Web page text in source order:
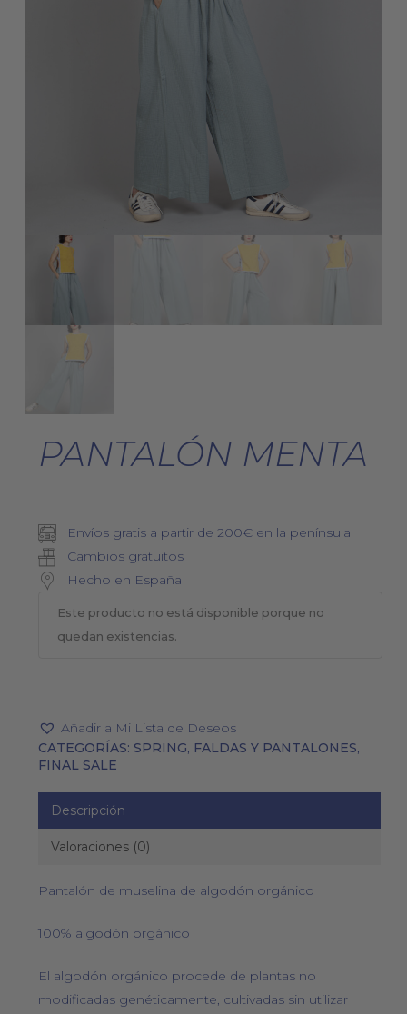
PANTALÓN MENTA
Envíos gratis a partir de 200€ en la península
Cambios gratuitos
Hecho en España
Este producto no está disponible porque no
quedan existencias.
Añadir a Mi Lista de Deseos
CATEGORÍAS: SPRING, FALDAS Y PANTALONES,
FINAL SALE
Descripción
Valoraciones (0)
Pantalón de muselina de algodón orgánico
100% algodón orgánico
El algodón orgánico procede de plantas no
modificadas genéticamente, cultivadas sin utilizar